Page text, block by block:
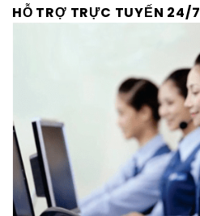
HỖ TRỢ TRỰC TUYẾN 24/7